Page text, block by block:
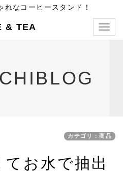
なコーヒースタンド！
& TEA
カテゴリ：商品
お水で抽出